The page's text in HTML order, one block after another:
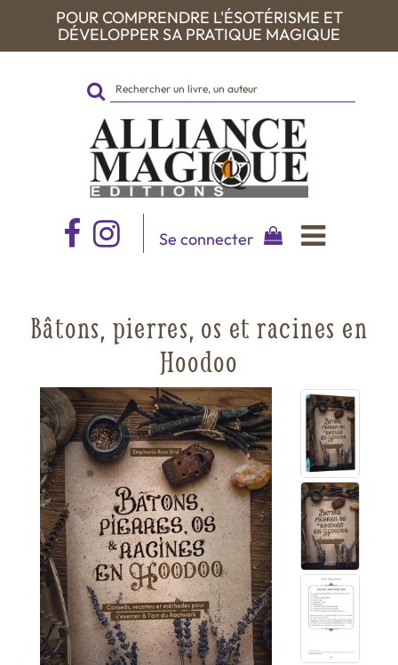
POUR COMPRENDRE L'ÉSOTÉRISME ET
DÉVELOPPER SA PRATIQUE MAGIQUE
Rechercher
sur
le
site
Se connecter
Bâtons, pierres, os et racines en
Hoodoo